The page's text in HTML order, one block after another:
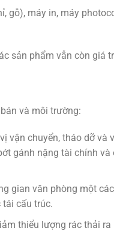
gỗ), máy in, máy
sản phẩm vẫn còn giá
và môi trường:
vận chuyển, tháo dỡ và
gánh nặng tài chính và
gian văn phòng một
cấu trúc.
thiểu lượng rác thải